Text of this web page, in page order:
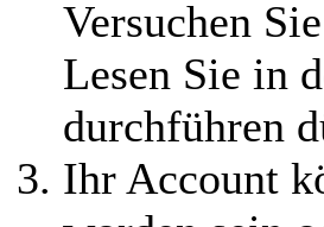
Versuchen
Lesen Sie in
durchführen
Ihr Account